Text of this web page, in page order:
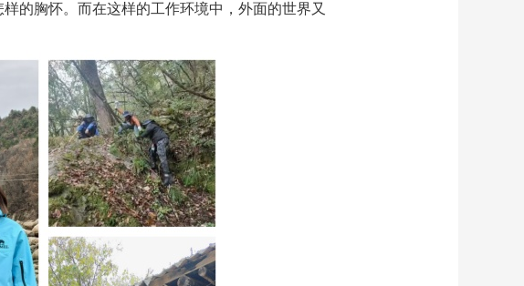
的胸怀。而在这样的工作环境中，外面的世界又